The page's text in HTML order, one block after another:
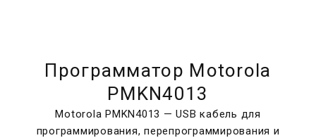
Программатор Motorola
PMKN4013
Motorola PMKN4013 — USB кабель для
программирования, перепрограммирования и